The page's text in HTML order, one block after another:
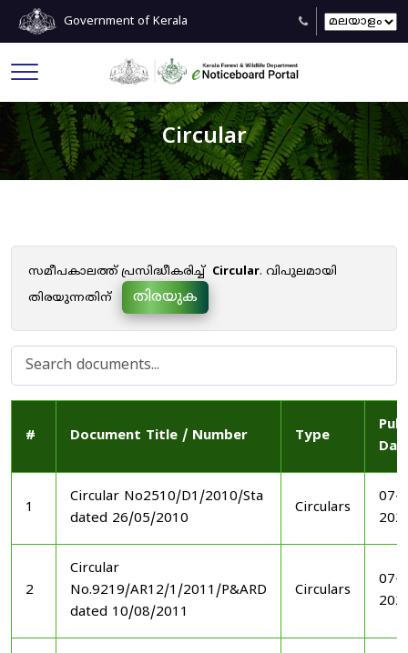
Government of Kerala
Circular
സമീപകാലത്ത് പ്രസിദ്ധീകരിച്ച് Circular. വിപുലമായി
തിരയുന്നതിന്
തിരയുക
# Document Title / Number Type
1
Circular No2510/D1/2010/Sta
dated 26/05/2010
Circulars
07-
2
Circular
No.9219/AR12/1/2011/P&ARD
dated 10/08/2011
Circulars
07-